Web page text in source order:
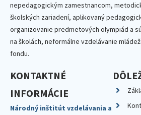
nepedagogickým zamestnancom,
školských zariadení, aplikovaný
organizovanie predmetových olympiád a
na školách, neformálne vzdelávanie
fondu.
KONTAKTNÉ
INFORMÁCIE
Národný inštitút vzdelávania a